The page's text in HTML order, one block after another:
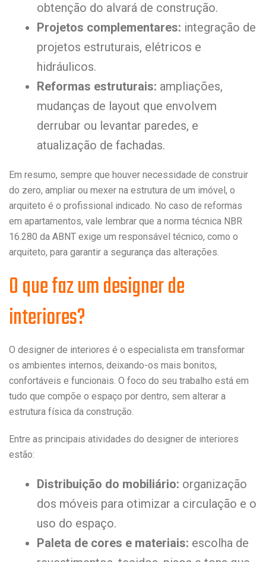
obtenção do alvará de construção.
Projetos complementares: integração de
projetos estruturais, elétricos e
hidráulicos.
Reformas estruturais: ampliações,
mudanças de layout que envolvem
derrubar ou levantar paredes, e
atualização de fachadas.
Em resumo, sempre que houver necessidade de construir
do zero, ampliar ou mexer na estrutura de um imóvel, o
arquiteto é o profissional indicado. No caso de reformas
em apartamentos, vale lembrar que a norma técnica NBR
16.280 da ABNT exige um responsável técnico, como o
arquiteto, para garantir a segurança das alterações.
O que faz um designer de
interiores?
O designer de interiores é o especialista em transformar
os ambientes internos, deixando-os mais bonitos,
confortáveis e funcionais. O foco do seu trabalho está em
tudo que compõe o espaço por dentro, sem alterar a
estrutura física da construção.
Entre as principais atividades do designer de interiores
estão:
Distribuição do mobiliário: organização
dos móveis para otimizar a circulação e o
uso do espaço.
Paleta de cores e materiais: escolha de